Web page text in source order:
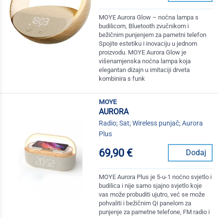
MOYE Aurora Glow – noćna lampa s
budilicom, Bluetooth zvučnikom i
bežičnim punjenjem za pametni telefon
Spojite estetiku i inovaciju u jednom
proizvodu. MOYE Aurora Glow je
višenamjenska noćna lampa koja
elegantan dizajn u imitaciji drveta
kombinira s funk
moye
AURORA
Radio; Sat; Wireless punjač; Aurora
Plus
69,90 € Dodaj
MOYE Aurora Plus je 5-u-1 noćno svjetlo i
budilica i nije samo sjajno svjetlo koje
vas može probuditi ujutro, već se može
pohvaliti i bežičnim Qi panelom za
punjenje za pametne telefone, FM radio i